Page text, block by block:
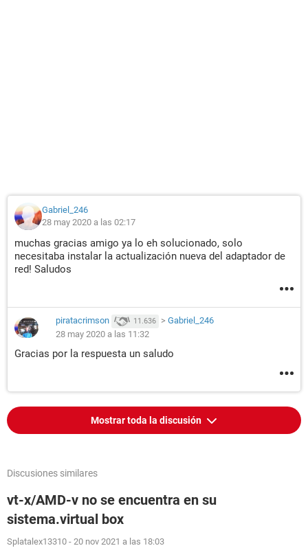
Gabriel_246
28 may 2020 a las 02:17
muchas gracias amigo ya lo eh solucionado, solo
necesitaba instalar la actualización nueva del adaptador de
red! Saludos
piratacrimson 11.636 > Gabriel_246
28 may 2020 a las 11:32
Gracias por la respuesta un saludo
Mostrar toda la discusión
Discusiones similares
vt-x/AMD-v no se encuentra en su
sistema.virtual box
Splatalex13310 - 20 nov 2021 a las 18:03